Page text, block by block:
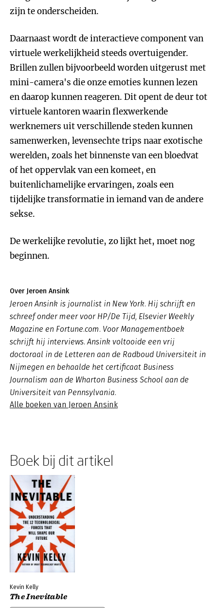
zijn te onderscheiden.
Daarnaast wordt de interactieve component van
virtuele werkelijkheid steeds overtuigender.
Brillen zullen bijvoorbeeld worden uitgerust met
mini-camera's die onze emoties kunnen lezen
en daarop kunnen reageren. Dit opent de deur tot
virtuele kantoren waarin flexwerkende
werknemers uit verschillende steden kunnen
samenwerken, levensechte trips naar exotische
werelden, zoals het binnenste van een bloedvat
of het oppervlak van een komeet, en
buitenlichamelijke ervaringen, zoals een
tijdelijke transformatie in iemand van de andere
sekse.
De werkelijke revolutie, zo lijkt het, moet nog
beginnen.
Over Jeroen Ansink
Jeroen Ansink is journalist in New York. Hij schrijft en
schreef onder meer voor HP/De Tijd, Elsevier Weekly
Magazine en Fortune.com. Voor Managementboek
schrijft hij interviews. Ansink voltooide een vrij
doctoraal in de Letteren aan de Radboud Universiteit in
Nijmegen en behaalde het certificaat Business
Journalism aan de Wharton Business School aan de
Universiteit van Pennsylvania.
Alle boeken van Jeroen Ansink
Boek bij dit artikel
Kevin Kelly
The Inevitable